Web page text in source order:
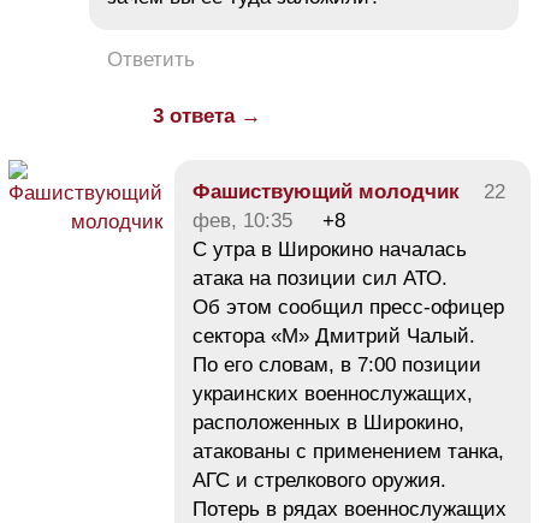
Ответить
3 ответа →
Фашиствующий молодчик
22
фев, 10:35
+8
С утра в Широкино началась
атака на позиции сил АТО.
Об этом сообщил пресс-офицер
сектора «М» Дмитрий Чалый.
По его словам, в 7:00 позиции
украинских военнослужащих,
расположенных в Широкино,
атакованы с применением танка,
АГС и стрелкового оружия.
Потерь в рядах военнослужащих